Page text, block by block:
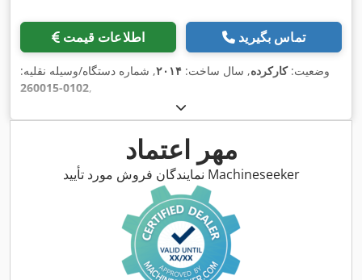
اطلاعات قیمت تماس بگیرید
وضعیت:کارکرده, سال ساخت: ۲۰۱۴, شماره دستگاه/وسیله نقلیه:
0102-260015,
مهر اعتماد
نمایندگان فروش مورد تأیید Machineseeker